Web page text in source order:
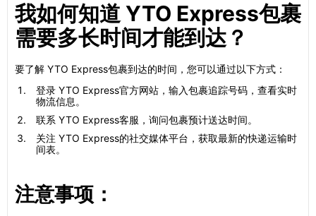
我如何知道 YTO Express包裹
需要多长时间才能到达？
要了解 YTO Express包裹到达的时间，您可以通过以下方式：
登录 YTO Express官方网站，输入包裹追踪号码，查看实时
物流信息。
联系 YTO Express客服，询问包裹预计送达时间。
关注 YTO Express的社交媒体平台，获取最新的快递运输时
间表。
注意事项：